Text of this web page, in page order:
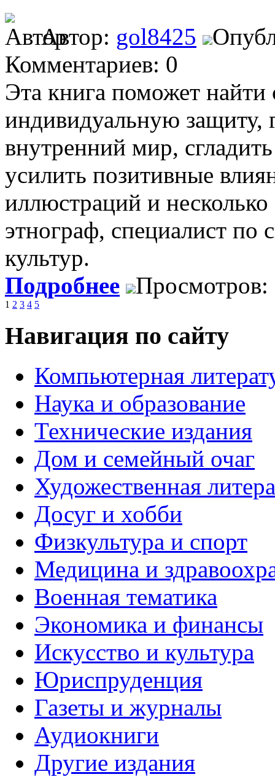
Автор: gol8425
Комментариев: 0
Эта книга поможет
индивидуальную защиту,
внутренний мир,
усилить позитивные
иллюстраций и
этнограф, специалист по
культур.
Подробнее
Просмотров:
1 2 3 4 5
Навигация по сайту
Компьютерная
Наука и образование
Технические издания
Дом и семейный очаг
Художественная
Досуг и хобби
Физкультура и спорт
Медицина и
Военная тематика
Экономика и финансы
Искусство и культура
Юриспруденция
Газеты и журналы
Аудиокниги
Другие издания